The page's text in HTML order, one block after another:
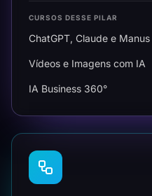
CURSOS DESSE PILAR
ChatGPT, Claude e
Vídeos e Imagens com IA
IA Business 360°